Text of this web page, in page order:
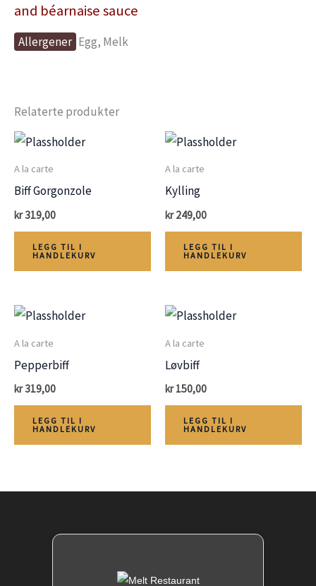
and béarnaise sauce
Allergener Egg, Melk
Relaterte produkter
A la carte
Biff Gorgonzole
kr319,00
LEGG TIL I
HANDLEKURV
A la carte
Kylling
kr249,00
LEGG TIL I
HANDLEKURV
A la carte
Pepperbiff
kr319,00
LEGG TIL I
HANDLEKURV
A la carte
Løvbiff
kr150,00
LEGG TIL I
HANDLEKURV